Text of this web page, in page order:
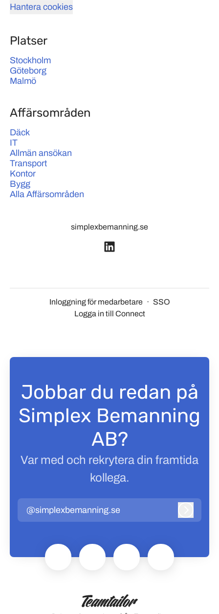
Hantera cookies
Platser
Stockholm
Göteborg
Malmö
Affärsområden
Däck
IT
Allmän ansökan
Transport
Kontor
Bygg
Alla Affärsområden
simplexbemanning.se
Inloggning för medarbetare · SSO
Logga in till Connect
Jobbar du redan på
Simplex Bemanning
AB?
Var med och rekrytera din framtida
kollega.
@simplexbemanning.se